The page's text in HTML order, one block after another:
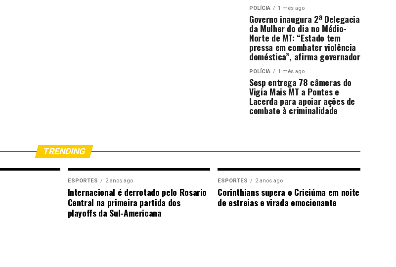
POLÍCIA 1 mês ago
Governo inaugura 2ª Delegacia
da Mulher do dia no Médio-
Norte de MT: “Estado tem
pressa em combater violência
doméstica”, afirma governador
POLÍCIA 1 mês ago
Sesp entrega 78 câmeras do
Vigia Mais MT a Pontes e
Lacerda para apoiar ações de
combate à criminalidade
TRENDING
ESPORTES 2 anos ago
Internacional é derrotado pelo Rosario
Central na primeira partida dos
playoffs da Sul-Americana
ESPORTES 2 anos ago
Corinthians supera o Criciúma em noite
de estreias e virada emocionante